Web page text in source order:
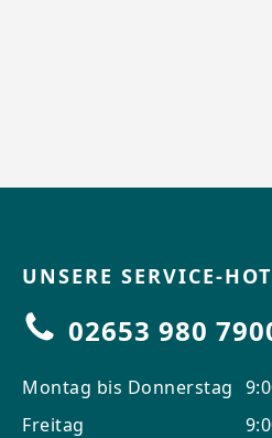
UNSERE SERVICE-
02653 980
Montag bis Donnerstag
Freitag